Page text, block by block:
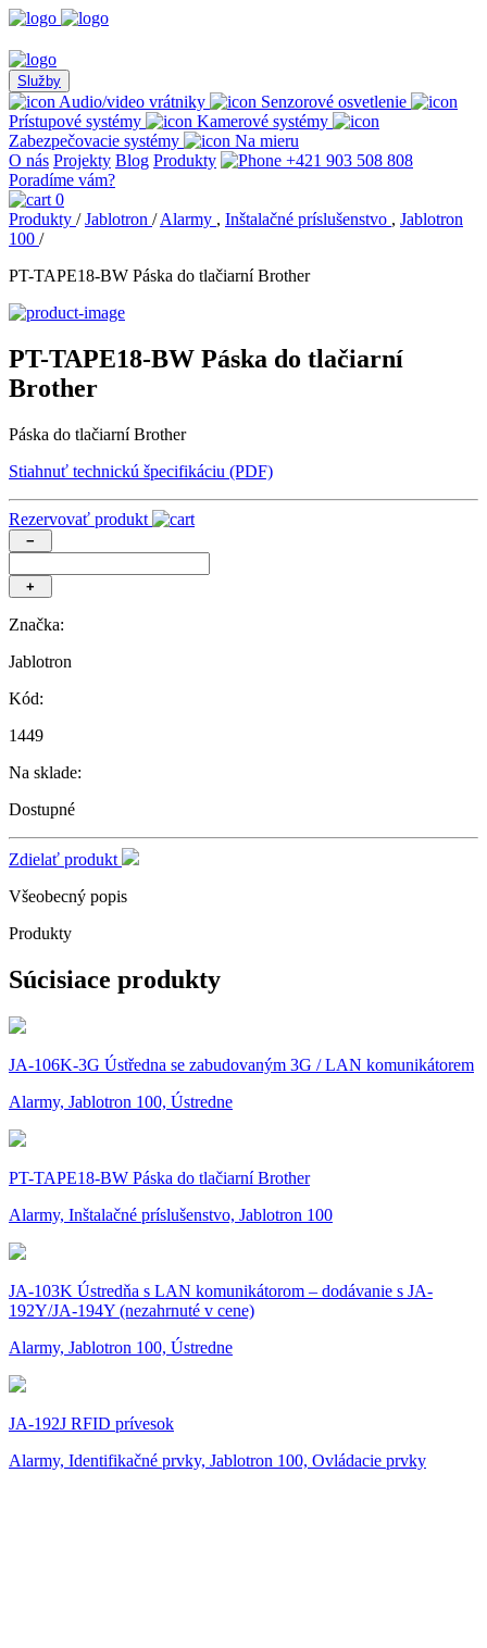
Služby
Audio/video vrátniky
Senzorové osvetlenie
Prístupové systémy
Kamerové systémy
Zabezpečovacie systémy
Na mieru
O nás Projekty Blog Produkty
+421 903 508 808
Poradíme vám?
0
Produkty / Jablotron / Alarmy , Inštalačné príslušenstvo , Jablotron
100 /
PT-TAPE18-BW Páska do tlačiarní Brother
PT-TAPE18-BW Páska do tlačiarní
Brother
Páska do tlačiarní Brother
Stiahnuť technickú špecifikáciu (PDF)
Rezervovať produkt
−
+
Značka:
Jablotron
Kód:
1449
Na sklade:
Dostupné
Zdielať produkt
Všeobecný popis
Produkty
Súcisiace produkty
JA-106K-3G Ústředna se zabudovaným 3G / LAN komunikátorem
Alarmy, Jablotron 100, Ústredne
PT-TAPE18-BW Páska do tlačiarní Brother
Alarmy, Inštalačné príslušenstvo, Jablotron 100
JA-103K Ústredňa s LAN komunikátorom – dodávanie s JA-
192Y/JA-194Y (nezahrnuté v cene)
Alarmy, Jablotron 100, Ústredne
JA-192J RFID prívesok
Alarmy, Identifikačné prvky, Jablotron 100, Ovládacie prvky